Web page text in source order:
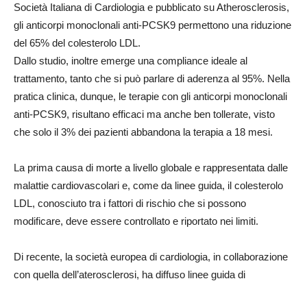
Società Italiana di Cardiologia e pubblicato su Atherosclerosis,
gli anticorpi monoclonali anti-PCSK9 permettono una riduzione
del 65% del colesterolo LDL.
Dallo studio, inoltre emerge una compliance ideale al
trattamento, tanto che si può parlare di aderenza al 95%. Nella
pratica clinica, dunque, le terapie con gli anticorpi monoclonali
anti-PCSK9, risultano efficaci ma anche ben tollerate, visto
che solo il 3% dei pazienti abbandona la terapia a 18 mesi.
La prima causa di morte a livello globale e rappresentata dalle
malattie cardiovascolari e, come da linee guida, il colesterolo
LDL, conosciuto tra i fattori di rischio che si possono
modificare, deve essere controllato e riportato nei limiti.
Di recente, la società europea di cardiologia, in collaborazione
con quella dell’aterosclerosi, ha diffuso linee guida di